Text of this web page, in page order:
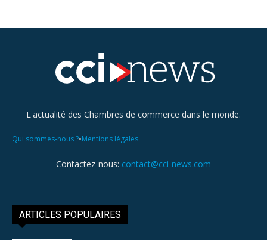
L'actualité des Chambres de commerce dans le monde.
Qui sommes-nous ?•Mentions légales
Contactez-nous: contact@cci-news.com
ARTICLES POPULAIRES